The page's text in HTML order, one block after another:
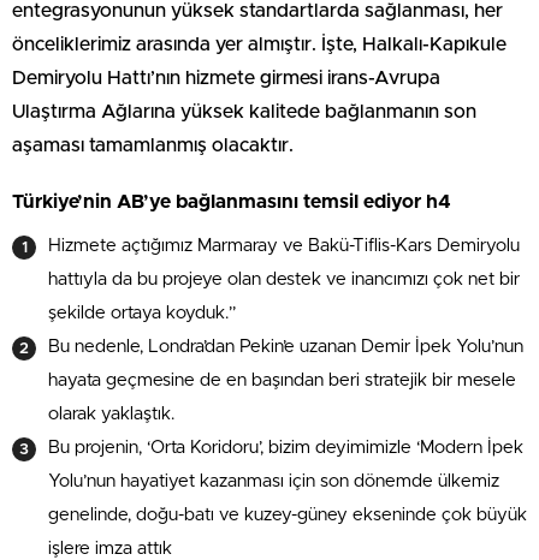
entegrasyonunun yüksek standartlarda sağlanması, her
önceliklerimiz arasında yer almıştır. İşte, Halkalı-Kapıkule
Demiryolu Hattı’nın hizmete girmesi irans-Avrupa
Ulaştırma Ağlarına yüksek kalitede bağlanmanın son
aşaması tamamlanmış olacaktır.
Türkiye’nin AB’ye bağlanmasını temsil ediyor h4
Hizmete açtığımız Marmaray ve Bakü-Tiflis-Kars Demiryolu
hattıyla da bu projeye olan destek ve inancımızı çok net bir
şekilde ortaya koyduk.”
Bu nedenle, Londra’dan Pekin’e uzanan Demir İpek Yolu’nun
hayata geçmesine de en başından beri stratejik bir mesele
olarak yaklaştık.
Bu projenin, ‘Orta Koridoru’, bizim deyimimizle ‘Modern İpek
Yolu’nun hayatiyet kazanması için son dönemde ülkemiz
genelinde, doğu-batı ve kuzey-güney ekseninde çok büyük
işlere imza attık